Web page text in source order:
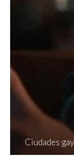
Ciudades